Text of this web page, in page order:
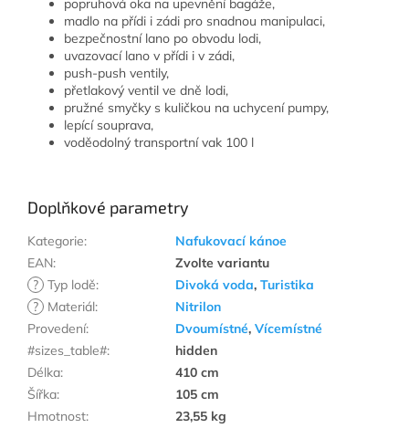
popruhová oka na upevnění bagáže,
madlo na přídi i zádi pro snadnou manipulaci,
bezpečnostní lano po obvodu lodi,
uvazovací lano v přídi i v zádi,
push-push ventily,
přetlakový ventil ve dně lodi,
pružné smyčky s kuličkou na uchycení pumpy,
lepící souprava,
voděodolný transportní vak 100 l
Doplňkové parametry
Kategorie:
Nafukovací kánoe
EAN:
Zvolte variantu
? Typ lodě: Divoká voda, Turistika
?
Materiál:
Nitrilon
Provedení: Dvoumístné, Vícemístné
#sizes_table#:
hidden
Délka:
410 cm
Šířka:
105 cm
Hmotnost:
23,55 kg